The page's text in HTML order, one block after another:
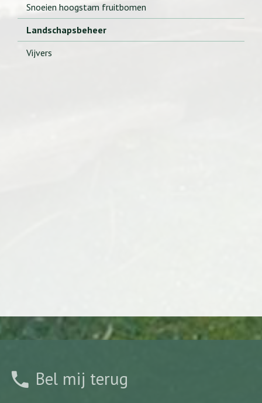
Snoeien hoogstam fruitbomen
Landschapsbeheer
Vijvers
Bel mij terug